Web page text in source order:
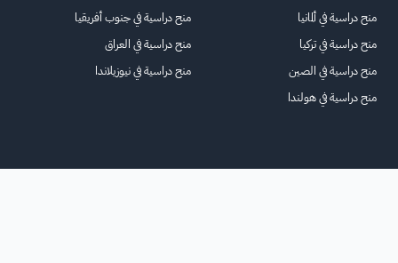
منح دراسية في ألمانيا
منح دراسية في تركيا
منح دراسية في الصين
منح دراسية في هولندا
منح دراسية في جنوب أفريقيا
منح دراسية في العراق
منح دراسية في نيوزيلاندا